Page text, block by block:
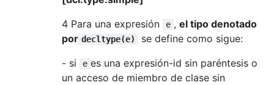
4 Para una expresión
e , el tipo denotado
por decltype(e)
se define como sigue:
- si
e es una expresión-id sin paréntesis o
un acceso de miembro de clase sin